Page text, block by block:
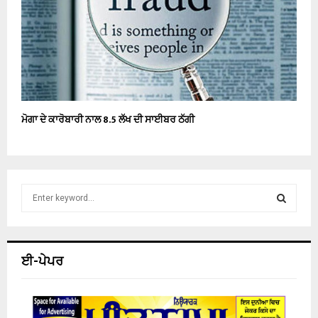
ਮੋਗਾ ਦੇ ਕਾਰੋਬਾਰੀ ਨਾਲ 8.5 ਲੱਖ ਦੀ ਸਾਈਬਰ ਠੱਗੀ
h
ਈ-ਪੇਪਰ